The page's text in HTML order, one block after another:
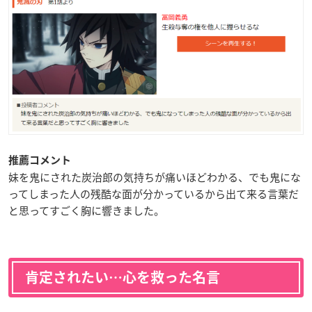
推薦コメント
妹を鬼にされた炭治郎の気持ちが痛いほどわかる、でも鬼にな
ってしまった人の残酷な面が分かっているから出て来る言葉だ
と思ってすごく胸に響きました。
肯定されたい…心を救った名言